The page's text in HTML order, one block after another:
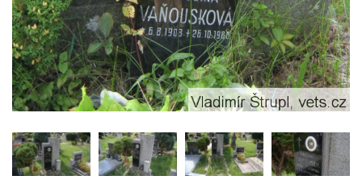
Dolním Podluží
Kenotaf Josefa Stolle na hřbitově v Dolním
Podluží
Pomník obětem 1. světové války na
židovském hřbitově v Mostě
Račicích
Pamětní deska Miroslava Švice na domě